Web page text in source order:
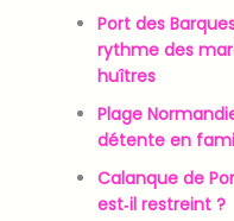
Port des
rythme des
huîtres
Plage
détente en
Calanque de
est‑il restreint ?